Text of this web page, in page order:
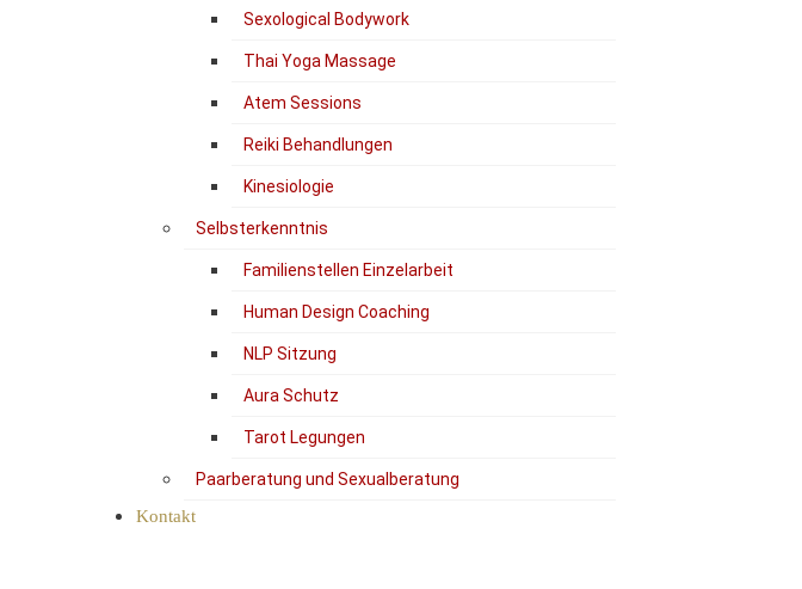
Sexological Bodywork
Thai Yoga Massage
Atem Sessions
Reiki Behandlungen
Kinesiologie
Selbsterkenntnis
Familienstellen Einzelarbeit
Human Design Coaching
NLP Sitzung
Aura Schutz
Tarot Legungen
Paarberatung und Sexualberatung
Kontakt